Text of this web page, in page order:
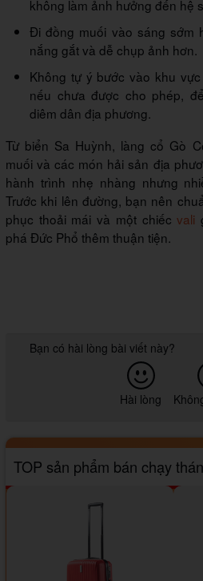
không làm ảnh hưởng đến hệ
Đi đồng muối vào sáng sớm
nắng gắt và dễ chụp ảnh hơn.
Không tự ý bước vào khu
nếu chưa được cho phép,
diêm dân địa phương.
Từ biển Sa Huỳnh, làng cổ Gò
muối và các món hải sản địa
hành trình nhẹ nhàng nhưng
Trước khi lên đường, bạn nên
phục thoải mái và một chiếcvali
phá Đức Phổ thêm thuận tiện.
Bạn có hài lòng bài viết này?
Hài lòng
TOP sản phẩm bán chạy